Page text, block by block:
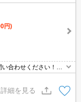
円)
合わせください！オ
詳細を見る